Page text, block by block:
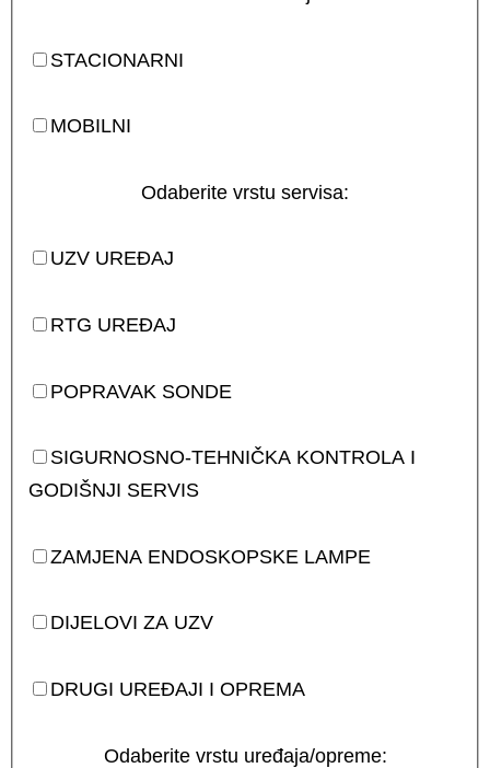
STACIONARNI
MOBILNI
Odaberite vrstu servisa:
UZV UREĐAJ
RTG UREĐAJ
POPRAVAK SONDE
SIGURNOSNO-TEHNIČKA KONTROLA I
GODIŠNJI SERVIS
ZAMJENA ENDOSKOPSKE LAMPE
DIJELOVI ZA UZV
DRUGI UREĐAJI I OPREMA
Odaberite vrstu uređaja/opreme: